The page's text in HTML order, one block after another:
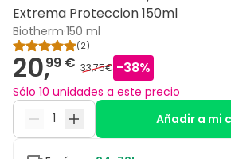
Extrema Proteccion 150ml
Biotherm·150 ml
(2)
20,99 € 33,75€ -38%
Sólo 10 unidades a este precio
Añadir a mi